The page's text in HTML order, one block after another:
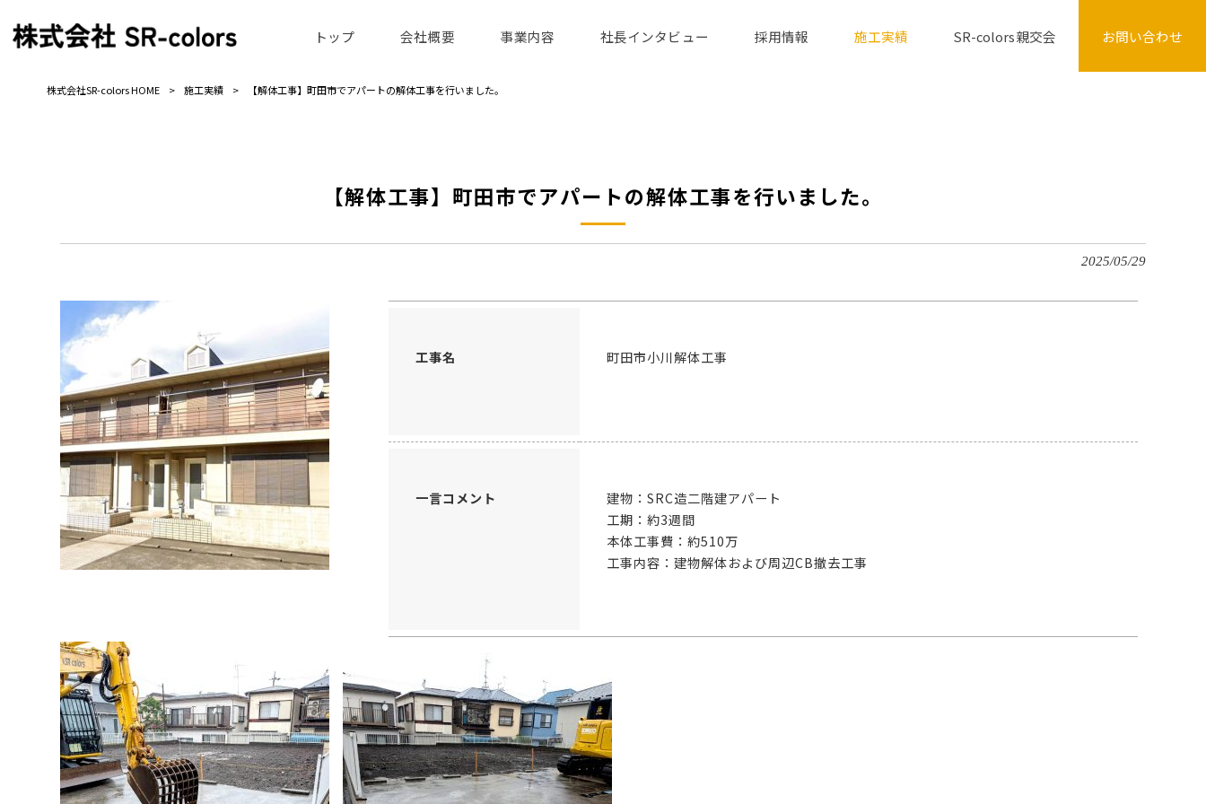
トップ 会社概要 事業内容 社長インタビュー 採用情報 施工実績 SR-colors親交会 お問い合わせ
株式会社SR-colors HOME > 施工実績 > 【解体工事】町田市でアパートの解体工事を行いました。
【解体工事】町田市でアパートの解体工事を行いました。
2025/05/29
工事名 町田市小川解体工事
一言コメント
建物：SRC造二階建アパート
工期：約3週間
本体工事費：約510万
工事内容：建物解体および周辺CB撤去工事